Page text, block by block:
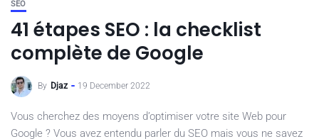
SEO
41 étapes SEO : la checklist
complète de Google
By Djaz 19 December 2022
Vous cherchez des moyens d’optimiser votre site Web pour
Google ? Vous avez entendu parler du SEO mais vous ne savez